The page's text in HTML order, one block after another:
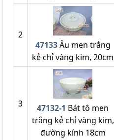
2
47133Âu men trắng
kẻ chỉ vàng kim, 20cm
3 47132-1 Bát tô men
trắng kẻ chỉ vàng kim,
đường kính 18cm